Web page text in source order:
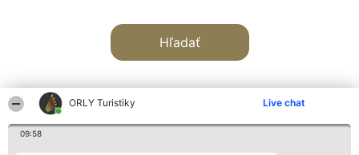
ORLY Turistiky Live chat
09:58
Hľadať